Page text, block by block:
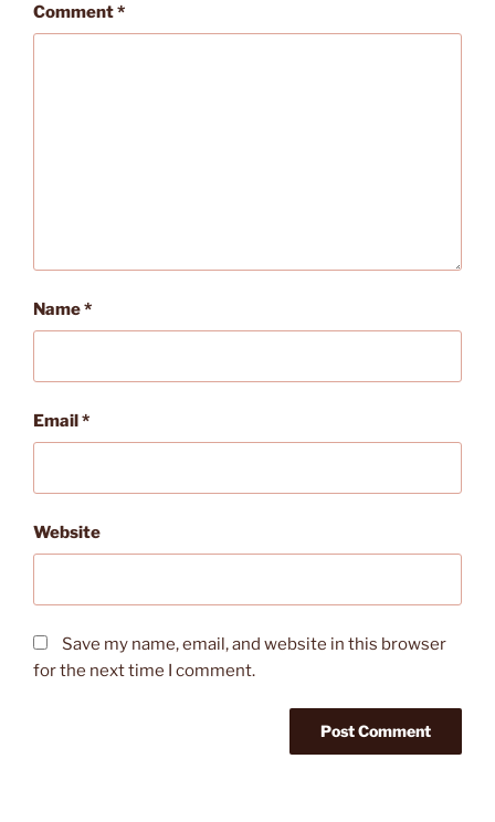
Comment*
Name*
Email*
Website
Save my name, email, and website in this browser
for the next time I comment.